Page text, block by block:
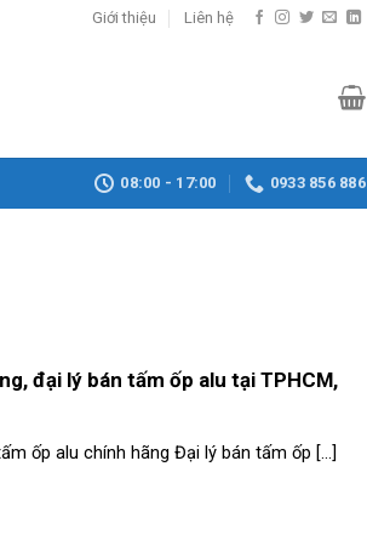
Giới thiệu Liên hệ
08:00 - 17:00 0933 856 886
đại lý bán tấm ốp alu tại TPHCM,
ốp alu chính hãng Đại lý bán tấm ốp [...]